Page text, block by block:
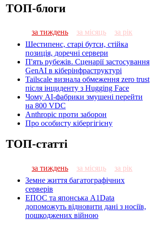
ТОП-блоги
за тиждень за місяць
за рік
Шестипенс, старі бутси, стійка
позиція, доречні сервери
П'ять рубежів. Сценарії застосування
GenAI в кіберінфраструктурі
Tailscale визнала обмеження zero trust
після інциденту з Hugging Face
Чому AI-фабрики змушені перейти
на 800 VDC
Anthropic проти заборон
Про особисту кібергігієну
ТОП-статті
за тиждень за місяць
за рік
Земне життя багатографічних
серверів
ЕПОС та японська A1Data
допоможуть відновити дані з носіїв,
пошкоджених війною